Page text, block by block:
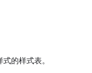
的样式表。